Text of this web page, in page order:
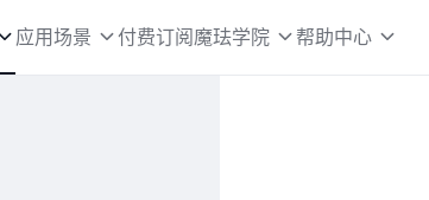
应用场景 付费订阅魔珐学院 帮助中心